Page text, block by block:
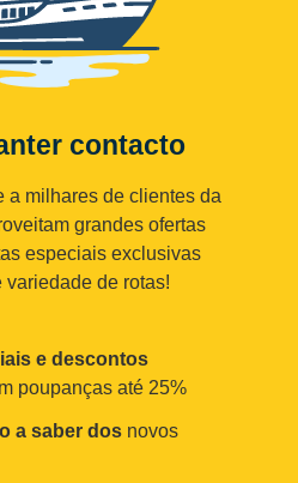
contacto
a milhares de clientes da
grandes ofertas
especiais exclusivas
variedade de rotas!
e descontos
poupanças até 25%
a saber dos novos